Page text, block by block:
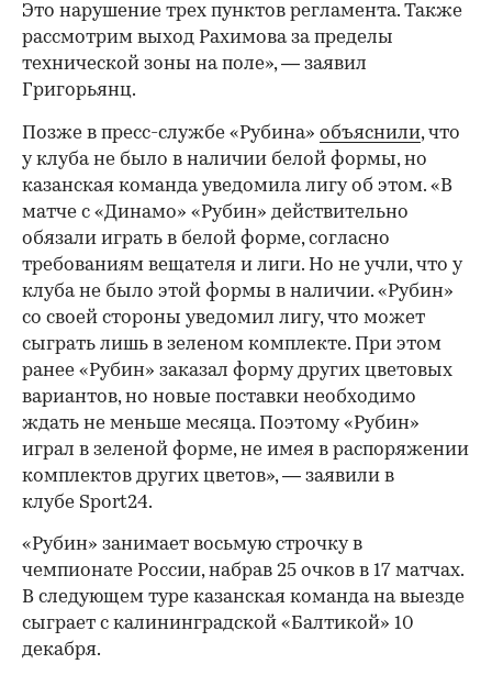
Это нарушение трех пунктов регламента. Также
рассмотрим выход Рахимова за пределы
технической зоны на поле», — заявил
Григорьянц.
00:00 / 00:00
Позже в пресс-службе «Рубина» объяснили, что
у клуба не было в наличии белой формы, но
казанская команда уведомила лигу об этом. «В
матче с «Динамо» «Рубин» действительно
обязали играть в белой форме, согласно
требованиям вещателя и лиги. Но не учли, что у
клуба не было этой формы в наличии. «Рубин»
со своей стороны уведомил лигу, что может
сыграть лишь в зеленом комплекте. При этом
ранее «Рубин» заказал форму других цветовых
вариантов, но новые поставки необходимо
ждать не меньше месяца. Поэтому «Рубин»
играл в зеленой форме, не имея в распоряжении
комплектов других цветов», — заявили в
клубе Sport24.
«Рубин» занимает восьмую строчку в
чемпионате России, набрав 25 очков в 17 матчах.
В следующем туре казанская команда на выезде
сыграет с калининградской «Балтикой» 10
декабря.